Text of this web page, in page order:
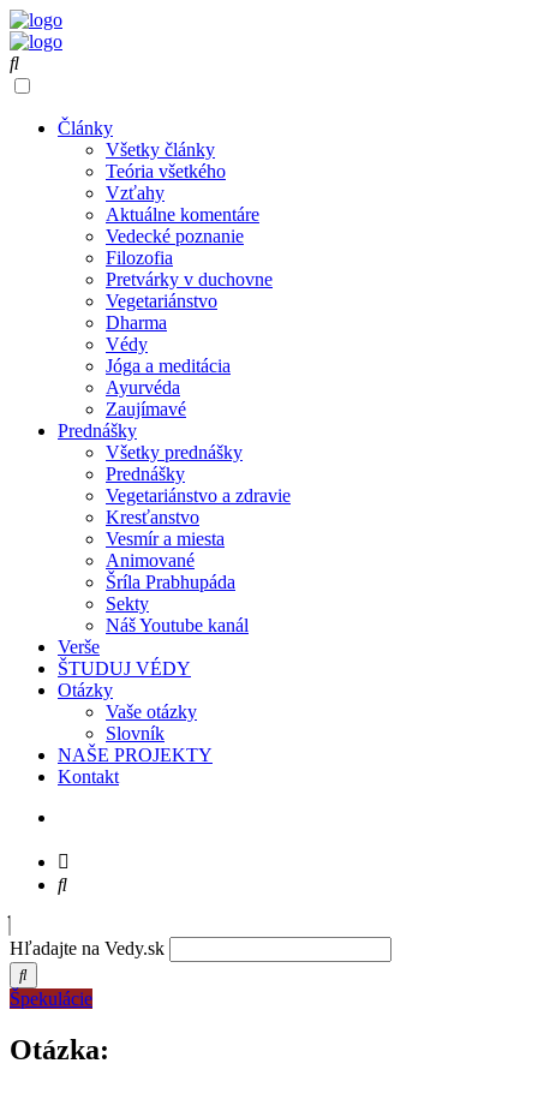
Články
Všetky články
Teória všetkého
Vzťahy
Aktuálne komentáre
Vedecké poznanie
Filozofia
Pretvárky v duchovne
Vegetariánstvo
Dharma
Védy
Jóga a meditácia
Ayurvéda
Zaujímavé
Prednášky
Všetky prednášky
Prednášky
Vegetariánstvo a zdravie
Kresťanstvo
Vesmír a miesta
Animované
Šríla Prabhupáda
Sekty
Náš Youtube kanál
Verše
ŠTUDUJ VÉDY
Otázky
Vaše otázky
Slovník
NAŠE PROJEKTY
Kontakt
Hľadajte na Vedy.sk
Špekulácie
Otázka: